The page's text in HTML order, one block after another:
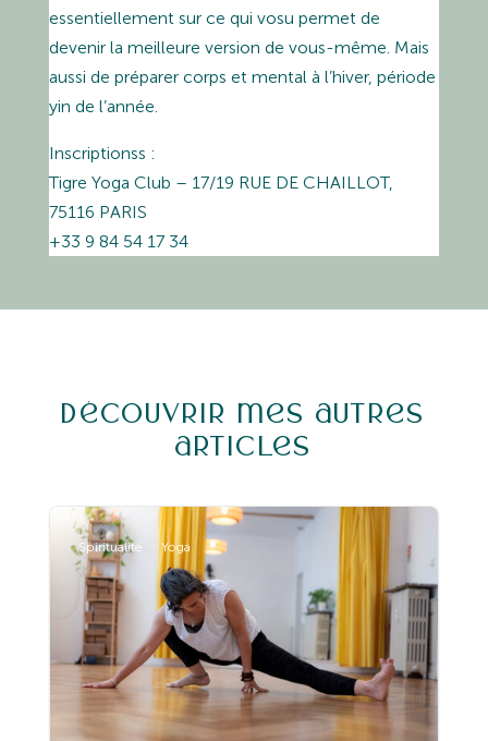
essentiellement sur ce qui vosu permet de
devenir la meilleure version de vous-même. Mais
aussi de préparer corps et mental à l’hiver, période
yin de l’année.
Inscriptionss :
Tigre Yoga Club – 17/19 RUE DE CHAILLOT,
75116 PARIS
+33 9 84 54 17 34
Découvrir mes autres
articles
Spiritualité Yoga